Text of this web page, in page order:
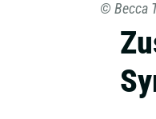
© Becca